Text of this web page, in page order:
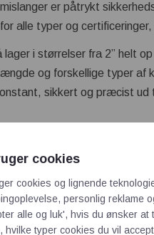
er påtrykt
alle typer og
i størrelser fra 2” helt
og forskellige typer af
sikkert og præcist ud
er en flad
anden ende åben. Den
andre smalle steder. Vi
behov for en
cookies
cookies og lignende
personlig reklame
alle og luk', hvis du ønsker at
hvilke typer cookies du vil